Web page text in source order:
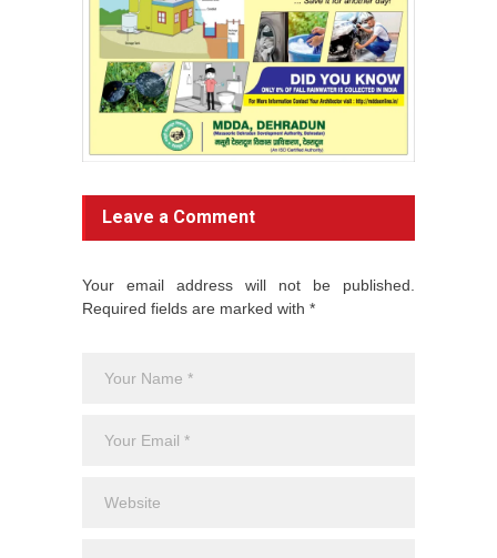
Leave a Comment
Your email address will not be published.
Required fields are marked with *